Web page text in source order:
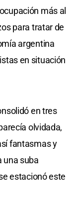
más al
para tratar de
argentina
en situación
en tres
olvidada,
fantasmas y
una suba
estacionó este